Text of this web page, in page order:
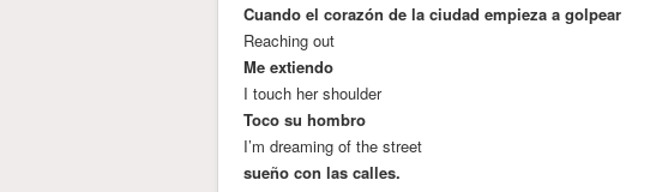
Cuando el corazón de la ciudad empieza a golpear
Reaching out
Me extiendo
I touch her shoulder
Toco su hombro
I’m dreaming of the street
sueño con las calles.